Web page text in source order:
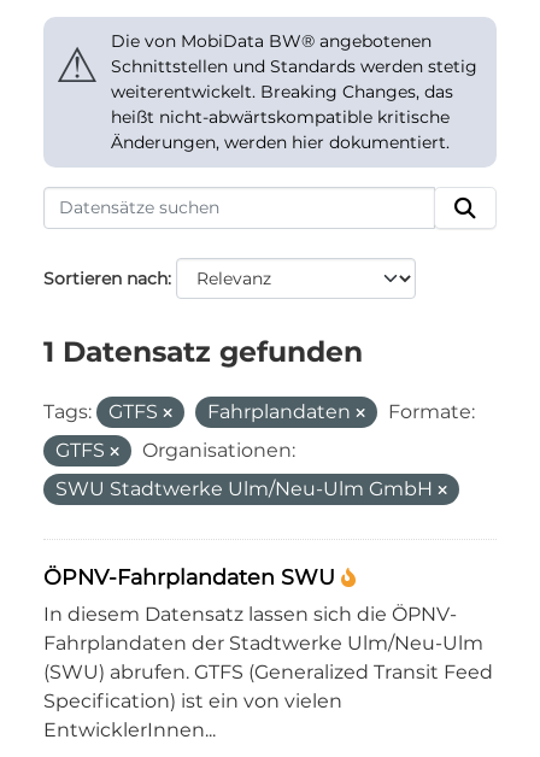
⚠
Die von MobiData BW® angebotenen
Schnittstellen und Standards werden stetig
weiterentwickelt. Breaking Changes, das
heißt nicht-abwärtskompatible kritische
Änderungen, werden hier dokumentiert.
Sortieren nach
1 Datensatz gefunden
Tags: GTFS Fahrplandaten
Formate:
GTFS
Organisationen:
SWU Stadtwerke Ulm/Neu-Ulm GmbH
ÖPNV-Fahrplandaten SWU
In diesem Datensatz lassen sich die ÖPNV-
Fahrplandaten der Stadtwerke Ulm/Neu-Ulm
(SWU) abrufen. GTFS (Generalized Transit Feed
Specification) ist ein von vielen
EntwicklerInnen...